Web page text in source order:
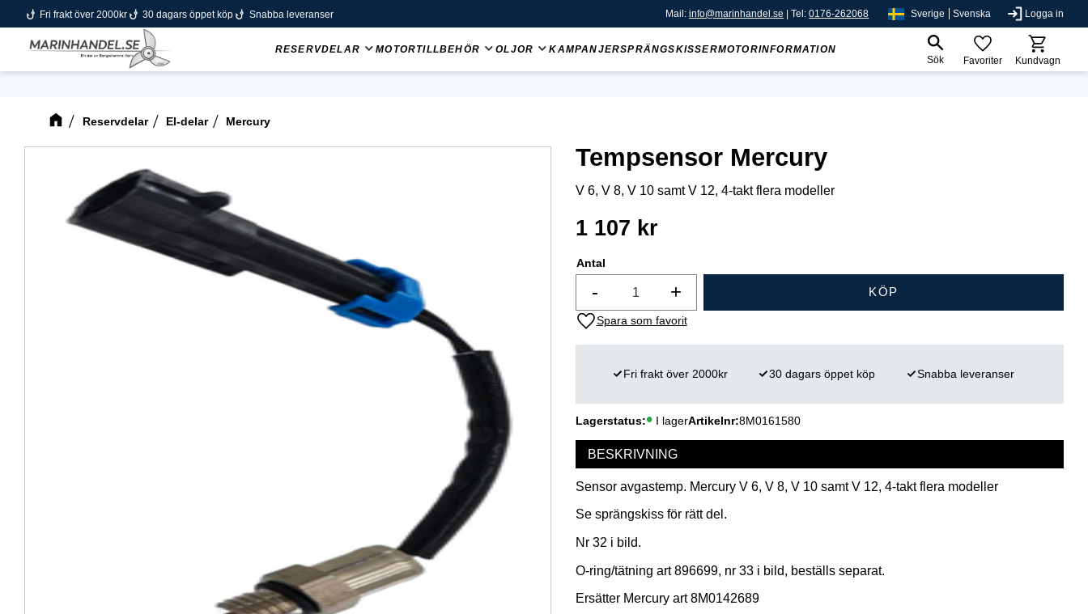
phishing Fri frakt över 2000kr phishing 30 dagars öppet köp phishing Snabba leveranser Mail:info@marinhandel.se | Tel:0176-262068 Sverige Svenska Logga in
RESERVDELAR MOTORTILLBEHÖR OLJOR KAMPANJERSPRÄNGSKISSERMOTORINFORMATION
Sök
Favoriter Kundvagn
Reservdelar El-delar Mercury
Tempsensor Mercury
V 6, V 8, V 10 samt V 12, 4-takt flera modeller
1 107 kr
Antal
+
- KÖP
Lägg till i favoriter
Lagerstatus I lagerArtikelnr 8M0161580
Fri frakt över 2000kr 30 dagars öppet köp Snabba leveranser
BESKRIVNING
Sensor avgastemp. Mercury V 6, V 8, V 10 samt V 12, 4-takt flera modeller
Se sprängskiss för rätt del.
Nr 32 i bild.
O-ring/tätning art 896699, nr 33 i bild, beställs separat.
Ersätter Mercury art 8M0142689